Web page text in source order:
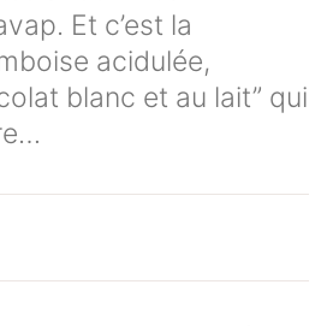
Et c’est la
acidulée,
blanc et au lait” qui